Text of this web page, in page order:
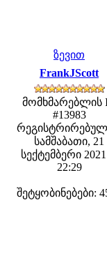
ზევით
FrankJScott
მომხმარებლის
#13983
სამშაბათი, 21
სექტემბერი
22:29
შეტყობინებები: